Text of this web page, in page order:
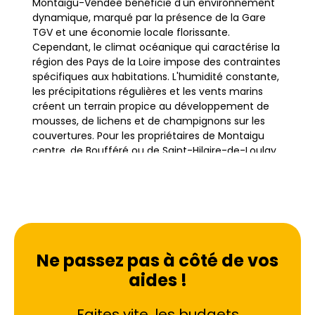
Montaigu-Vendée bénéficie d'un environnement
dynamique, marqué par la présence de la Gare
TGV et une économie locale florissante.
Cependant, le climat océanique qui caractérise la
région des Pays de la Loire impose des contraintes
spécifiques aux habitations. L'humidité constante,
les précipitations régulières et les vents marins
créent un terrain propice au développement de
mousses, de lichens et de champignons sur les
couvertures. Pour les propriétaires de Montaigu
centre, de Boufféré ou de Saint-Hilaire-de-Loulay,
traditionnelles maisons en pierre de schiste aux
pavillons modernes couverts de tuiles. Ces
matériaux, bien que robustes, sont poreux et
Ne passez pas à côté de vos
aides !